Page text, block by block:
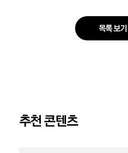
목록 보기
추천 콘텐츠